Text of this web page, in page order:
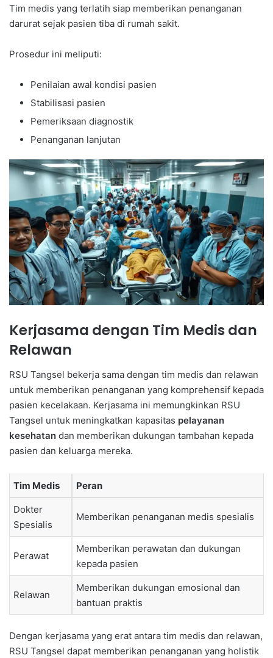
Tim medis yang terlatih siap memberikan penanganan
darurat sejak pasien tiba di rumah sakit.
Prosedur ini meliputi:
Penilaian awal kondisi pasien
Stabilisasi pasien
Pemeriksaan diagnostik
Penanganan lanjutan
Kerjasama dengan Tim Medis dan
Relawan
RSU Tangsel bekerja sama dengan tim medis dan relawan
untuk memberikan penanganan yang komprehensif kepada
pasien kecelakaan. Kerjasama ini memungkinkan RSU
Tangsel untuk meningkatkan kapasitas pelayanan
kesehatan dan memberikan dukungan tambahan kepada
pasien dan keluarga mereka.
Tim Medis Peran
Dokter
Spesialis
Memberikan penanganan medis spesialis
Perawat
Memberikan perawatan dan dukungan
kepada pasien
Relawan
Memberikan dukungan emosional dan
bantuan praktis
Dengan kerjasama yang erat antara tim medis dan relawan,
RSU Tangsel dapat memberikan penanganan yang holistik